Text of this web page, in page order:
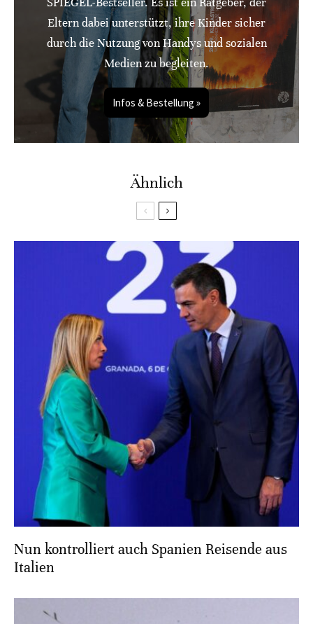
Eltern dabei unterstützt, ihre Kinder sicher
durch die Nutzung von Handys und sozialen
Medien zu begleiten.
Infos & Bestellung »
Ähnlich
Nun kontrolliert auch Spanien Reisende aus
Italien